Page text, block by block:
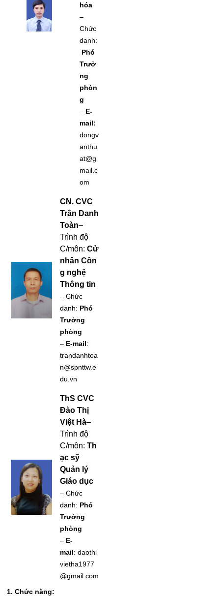
hóa
–
Chức
danh:
Phó
Trưở
ng
phòn
g
– E-
mail:
dongv
anthu
at@g
mail.c
om
CN. CVC
Trần Danh
Toàn–
Trình độ
C/môn: Cử
nhân Côn
g nghệ
Thông tin
– Chức
danh: Phó
Trưởng
phòng
– E-mail:
trandanhtoa
n@spnttw.e
du.vn
ThS CVC
Đào Thị
Việt Hà–
Trình độ
C/môn: Th
ạc sỹ
Quản lý
Giáo dục
– Chức
danh: Phó
Trưởng
phòng
– E-
mail: daothi
vietha1977
@gmail.com
1. Chức năng: